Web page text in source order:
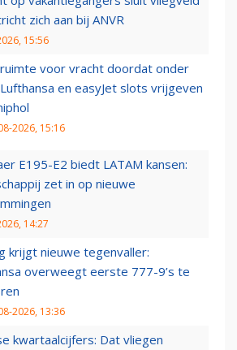
zich aan bij ANVR
15:56
voor vracht doordat onder
en easyJet slots vrijgeven
2026, 15:16
E195-E2 biedt LATAM kansen:
zet in op nieuwe
14:27
krijgt nieuwe tegenvaller:
overweegt eerste 777-9’s te
2026, 13:36
kwartaalcijfers: Dat vliegen